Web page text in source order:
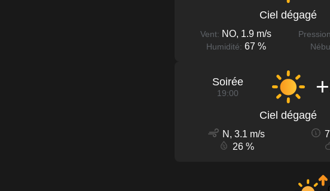
Ciel dégagé
Vent: NO, 1.9 m/s
Humidité: 67 %
Soirée
19:00
Ciel dégagé
N, 3.1 m/s
26 %